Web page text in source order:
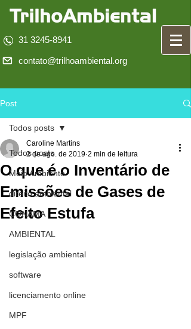
31 3245-8941
contato@trilhoambiental.org
Post
Todos posts
Meio Ambiente
direito ambiental
CONAMA
AMBIENTAL
legislação ambiental
software
licenciamento online
MPF
Todos posts
O que é o Inventário de
Emissões de Gases de
Efeito Estufa
Caroline Martins
2 de ago. de 2019 2 min de leitura